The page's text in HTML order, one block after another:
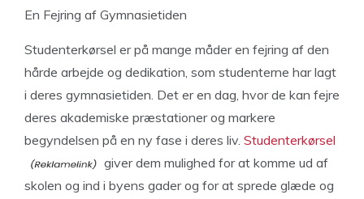
En Fejring af Gymnasietiden
Studenterkørsel er på mange måder en fejring af den
hårde arbejde og dedikation, som studenterne har lagt
i deres gymnasietiden. Det er en dag, hvor de kan fejre
deres akademiske præstationer og markere
begyndelsen på en ny fase i deres liv. Studenterkørsel
giver dem mulighed for at komme ud af
skolen og ind i byens gader og for at sprede glæde og